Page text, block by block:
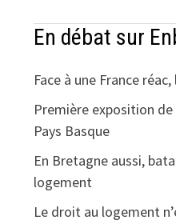
En débat sur
Face à une France
Première exposition
Pays Basque
En Bretagne aussi,
logement
Le droit au logement